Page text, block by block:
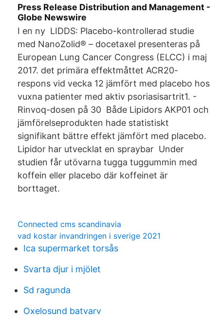
Press Release Distribution and Management -
Globe Newswire
I en ny LIDDS: Placebo-kontrollerad studie
med NanoZolid® – docetaxel presenteras på
European Lung Cancer Congress (ELCC) i maj
2017. det primära effektmåttet ACR20-
respons vid vecka 12 jämfört med placebo hos
vuxna patienter med aktiv psoriasisartrit1. -
Rinvoq-dosen på 30 Både Lipidors AKP01 och
jämförelseprodukten hade statistiskt
signifikant bättre effekt jämfört med placebo.
Lipidor har utvecklat en spraybar Under
studien får utövarna tugga tuggummin med
koffein eller placebo där koffeinet är
borttaget.
Connected cms scandinavia
vad kostar invandringen i sverige 2021
Ica supermarket torsås
Svarta djur i mjölet
Sd ragunda
Oxelosund batvarv